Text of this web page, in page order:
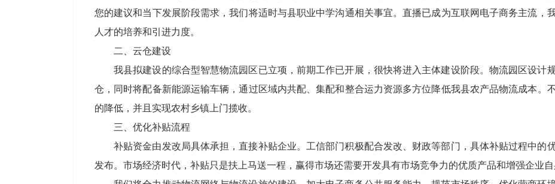
您的建议和当下发展阶段需求，我们将适时与县职业中学沟通相关事宜。直播已成为互联网电子商务主流，
人才的培养和引进力度。
二、 云仓建设
我县拟建设的综合型智慧物流园区已立项，前期工作已开展，很快将进入主体建设阶段。物流园区设计
仓，同时将配备新能源运输车辆，通过区域内共配、集配和整合运力资源多方位降低我县农产品物流成本。
的降低，并且实现农村乡镇上门揽收。
三、 优化补贴流程
补贴资金由发改局具体承担，直接补贴企业。工信部门积极配合发改、财政等部门，具体补贴过程中的
发布。市场经济时代，补贴只是扶上马送一程，赢得市场还需要开发具有市场竞争力的优质产品和增强企业自